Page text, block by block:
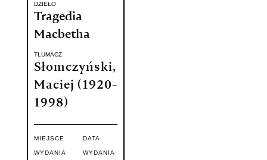
DZIEŁO
Tragedia
Macbetha
TŁUMACZ
Słomczyński,
Maciej (1920-
1998)
MIEJSCE
WYDANIA
DATA
WYDANIA